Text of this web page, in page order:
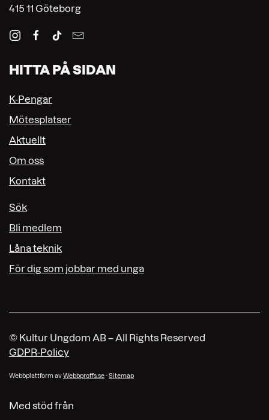
415 11 Göteborg
HITTA PÅ SIDAN
K-Pengar
Mötesplatser
Aktuellt
Om oss
Kontakt
Sök
Bli medlem
Låna teknik
För dig som jobbar med unga
© Kultur Ungdom AB – All Rights Reserved
GDPR-Policy
Webbplattform avWebbproffs.se-Sitemap
Med stöd från